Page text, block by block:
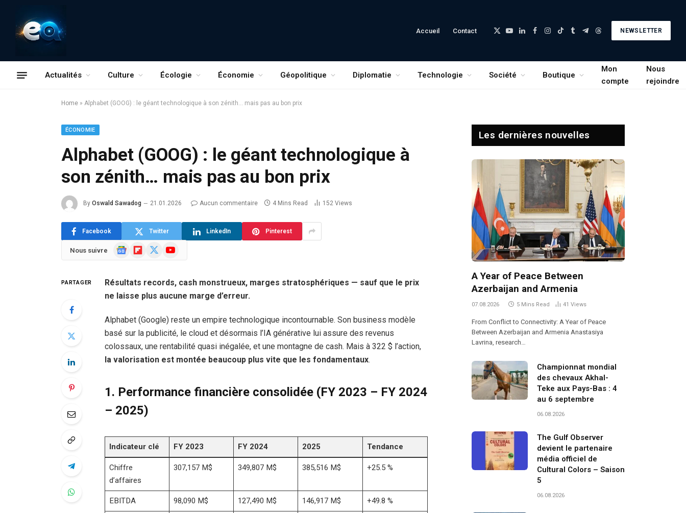
Accueil Contact
X
YouTube
LinkedInFacebook
Instagram
TikTokTumblrTelegramThreads
NEWSLETTER
Actualités Culture Écologie Économie Géopolitique Diplomatie Technologie Société Boutique
Mon
compte
Nous
rejoindre
Home » Alphabet (GOOG) : le géant technologique à son zénith… mais pas au bon prix
ÉCONOMIE
Alphabet (GOOG) : le géant technologique à
son zénith… mais pas au bon prix
By Oswald Sawadog 21.01.2026 Aucun commentaire 4 Mins Read 152 Views
Facebook Twitter LinkedIn Pinterest
Nous suivre
GoogleFlipboard YouTube
PARTAGER
Résultats records, cash monstrueux, marges stratosphériques — sauf que le prix
ne laisse plus aucune marge d’erreur.
Alphabet (Google) reste un empire technologique incontournable. Son business modèle
basé sur la publicité, le cloud et désormais l’IA générative lui assure des revenus
colossaux, une rentabilité quasi inégalée, et une montagne de cash. Mais à 322 $ l’action,
la valorisation est montée beaucoup plus vite que les fondamentaux.
1. Performance financière consolidée (FY 2023 – FY 2024
– 2025)
Indicateur clé FY 2023 FY 2024 2025 Tendance
Chiffre
d’affaires
307,157 M$ 349,807 M$ 385,516 M$ +25.5 %
EBITDA 98,090 M$ 127,490 M$ 146,917 M$ +49.8 %
Les dernières nouvelles
A Year of Peace Between
Azerbaijan and Armenia
07.08.2026 5 Mins Read 41 Views
From Conflict to Connectivity: A Year of Peace
Between Azerbaijan and Armenia Anastasiya
Lavrina, research…
Championnat mondial
des chevaux Akhal-
Teke aux Pays-Bas : 4
au 6 septembre
06.08.2026
The Gulf Observer
devient le partenaire
média officiel de
Cultural Colors – Saison
5
06.08.2026